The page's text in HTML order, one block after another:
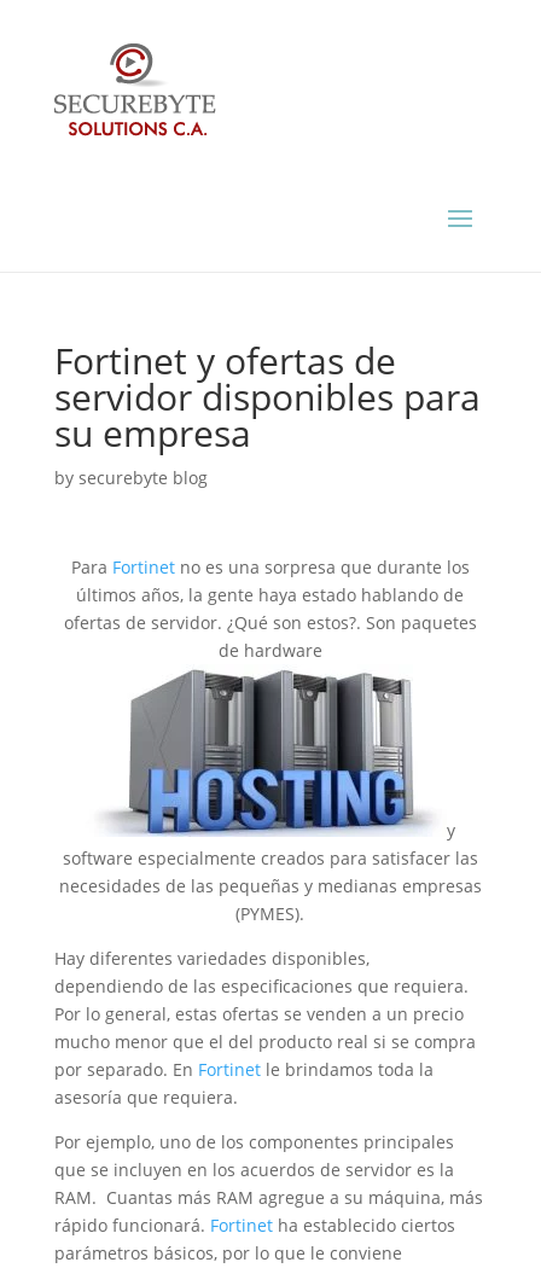
Fortinet y ofertas de
servidor disponibles para
su empresa
by securebyte blog
Para Fortinetno es una sorpresa que durante los
últimos años, la gente haya estado hablando de
ofertas de servidor. ¿Qué son estos?. Son paquetes
de hardware
y
software especialmente creados para satisfacer las
necesidades de las pequeñas y medianas empresas
(PYMES).
Hay diferentes variedades disponibles,
dependiendo de las especificaciones que requiera.
Por lo general, estas ofertas se venden a un precio
mucho menor que el del producto real si se compra
por separado. En Fortinetle brindamos toda la
asesoría que requiera.
Por ejemplo, uno de los componentes principales
que se incluyen en los acuerdos de servidor es la
RAM. Cuantas más RAM agregue a su máquina, más
rápido funcionará. Fortinetha establecido ciertos
parámetros básicos, por lo que le conviene